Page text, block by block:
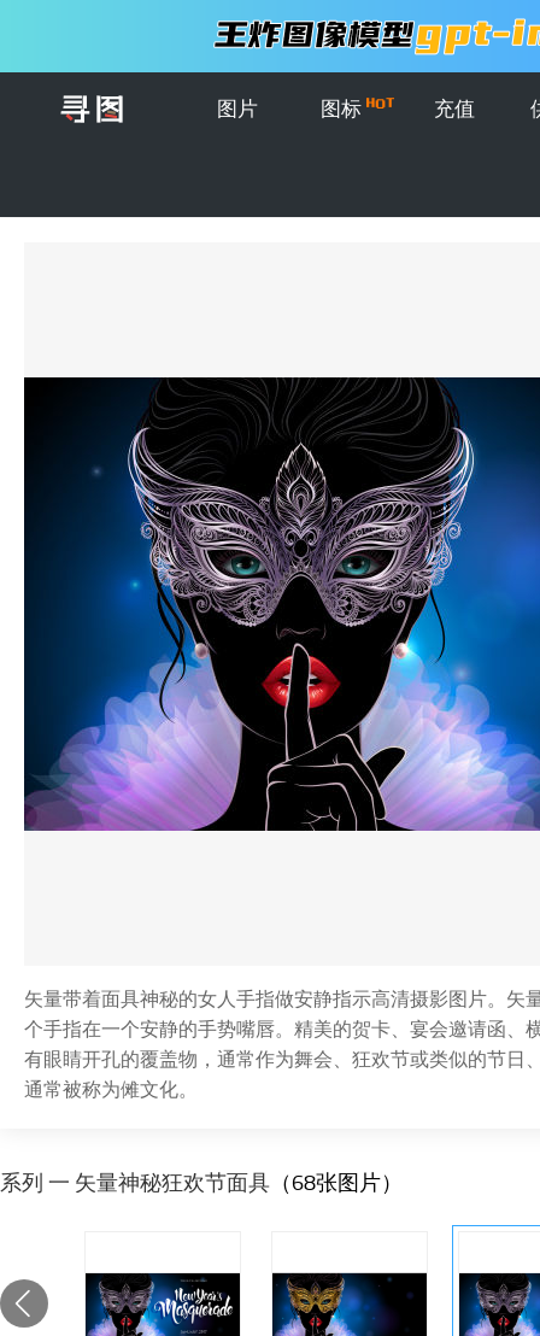
图片 图标 充值
矢量带着面具神秘的女人手指做安静指示高清摄影图片。
个手指在一个安静的手势嘴唇。精美的贺卡、宴会邀请函
有眼睛开孔的覆盖物，通常作为舞会、狂欢节或类似的节日
通常被称为傩文化。
系列 一 矢量神秘狂欢节面具 （68张图片）